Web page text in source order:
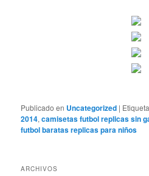
Publicado en Uncategorized |
2014,camisetas futbol replicas sin
futbol baratas replicas para niños
ARCHIVOS